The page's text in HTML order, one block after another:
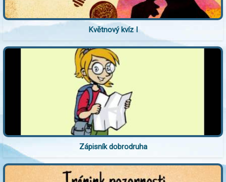
Květnový kvíz I
Zápisník dobrodruha